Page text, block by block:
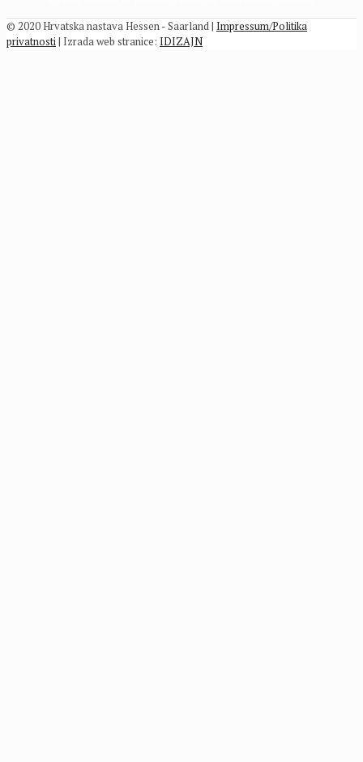
© 2020 Hrvatska nastava Hessen - Saarland | Impressum/Politika
privatnosti| Izrada web stranice: IDIZAJN